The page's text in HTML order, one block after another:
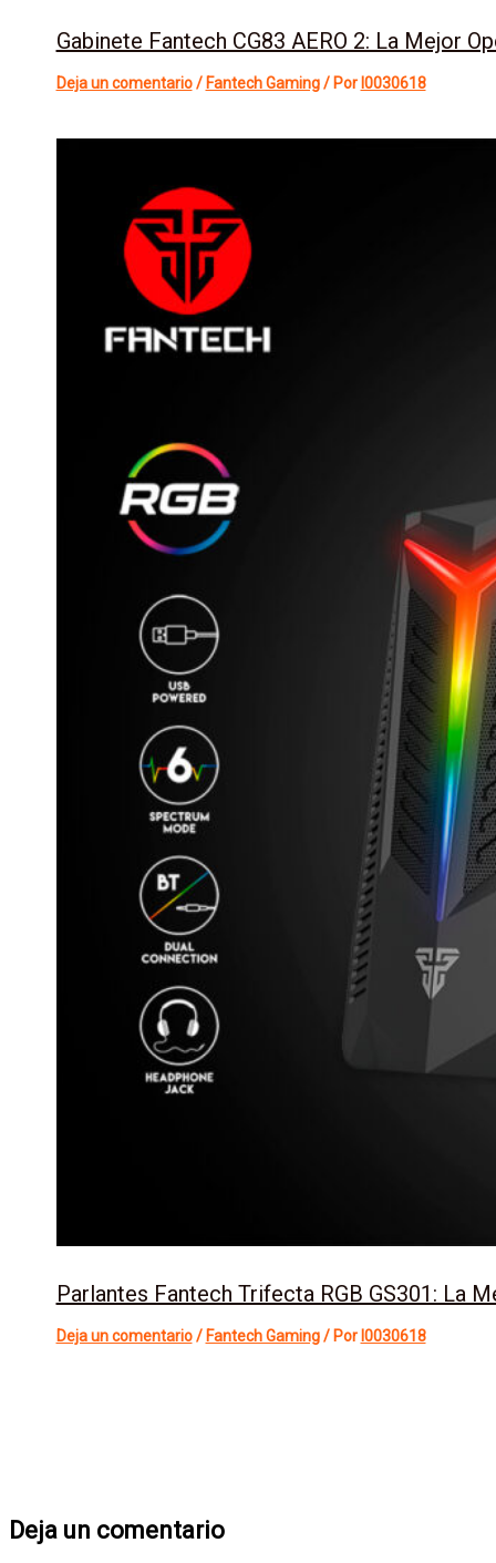
Gabinete Fantech CG83 AERO 2: La Mejor
Deja un comentario / Fantech Gaming/ Por l0030618
Parlantes Fantech Trifecta RGB GS301: La
Deja un comentario / Fantech Gaming/ Por l0030618
Deja un comentario